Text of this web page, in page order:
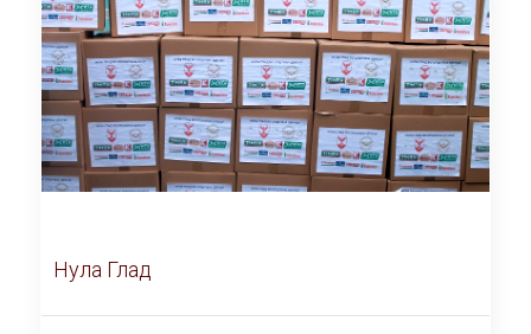
Нула Глад